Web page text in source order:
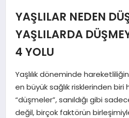
EKONOMI
TEKNOLOJI
EĞITIM
MAGAZIN
YAŞLILAR NEDEN
YAŞLILARDA
4 YOLU
Yaşlılık döneminde
en büyük sağlık risklerinden biri
“düşmeler”, sanıldığı gibi
değil, birçok faktörün